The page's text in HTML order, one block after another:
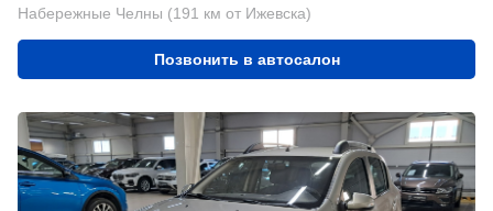
Набережные Челны (191 км от Ижевска)
Позвонить в автосалон